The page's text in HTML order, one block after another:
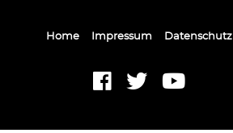
Home Impressum Datenschutz